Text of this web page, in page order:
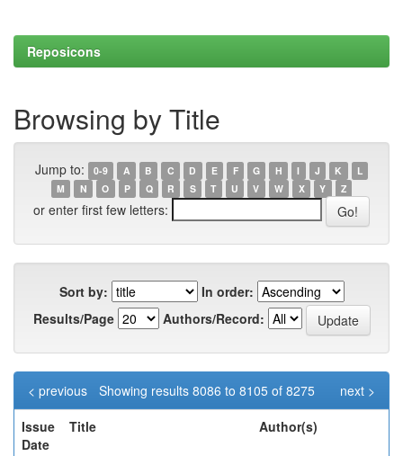
Reposicons
Browsing by Title
Jump to: 0-9 A B C D E F G H I J K
L
M
N O P Q R S T U V W X Y Z
or enter first few letters:
Sort by:
In order:
Results/Page
Authors/Record:
Showing results 8086 to 8105 of 8275
< previous
next >
Issue
Date
Title Author(s)